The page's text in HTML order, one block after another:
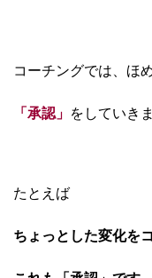
コーチングでは、ほ
「承認」 をしていき
たとえば
ちょっとした変化を